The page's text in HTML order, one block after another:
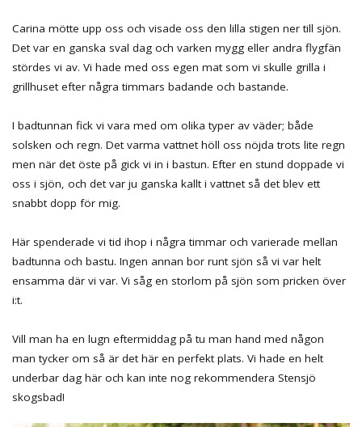
Carina mötte upp oss och visade oss den lilla stigen ner till sjön.
Det var en ganska sval dag och varken mygg eller andra flygfän
stördes vi av. Vi hade med oss egen mat som vi skulle grilla i
grillhuset efter några timmars badande och bastande.
I badtunnan fick vi vara med om olika typer av väder; både
solsken och regn. Det varma vattnet höll oss nöjda trots lite regn
men när det öste på gick vi in i bastun. Efter en stund doppade vi
oss i sjön, och det var ju ganska kallt i vattnet så det blev ett
snabbt dopp för mig.
Här spenderade vi tid ihop i några timmar och varierade mellan
badtunna och bastu. Ingen annan bor runt sjön så vi var helt
ensamma där vi var. Vi såg en storlom på sjön som pricken över
i:t.
Vill man ha en lugn eftermiddag på tu man hand med någon
man tycker om så är det här en perfekt plats. Vi hade en helt
underbar dag här och kan inte nog rekommendera Stensjö
skogsbad!